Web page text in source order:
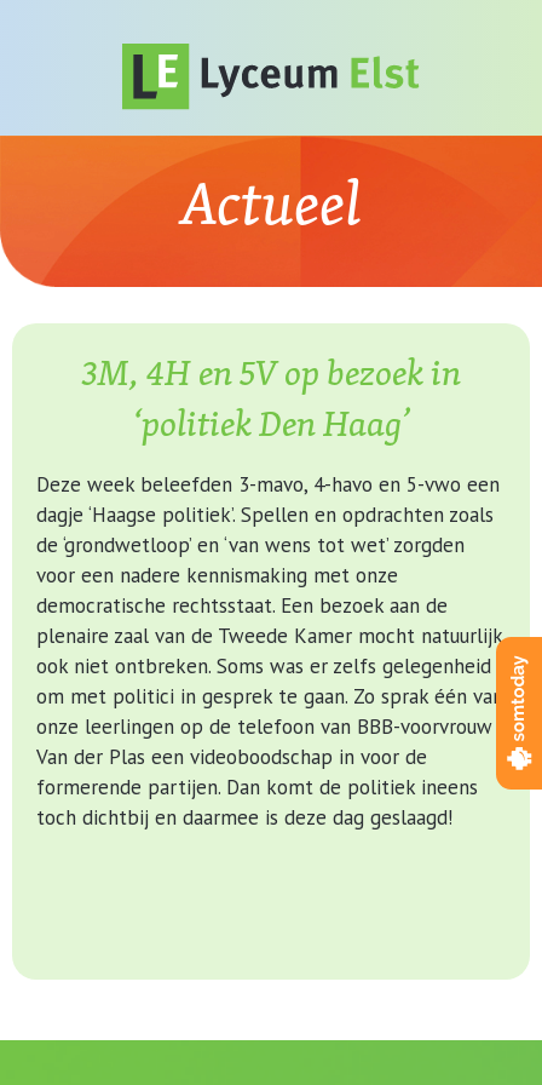
Actueel
3M, 4H en 5V op bezoek in
‘politiek Den Haag’
Deze week beleefden 3-mavo, 4-havo en 5-vwo een
dagje ‘Haagse politiek’. Spellen en opdrachten zoals
de ‘grondwetloop’ en ‘van wens tot wet’ zorgden
voor een nadere kennismaking met onze
democratische rechtsstaat. Een bezoek aan de
plenaire zaal van de Tweede Kamer mocht natuurlijk
ook niet ontbreken. Soms was er zelfs gelegenheid
om met politici in gesprek te gaan. Zo sprak één van
onze leerlingen op de telefoon van BBB-voorvrouw
Van der Plas een videoboodschap in voor de
formerende partijen. Dan komt de politiek ineens
toch dichtbij en daarmee is deze dag geslaagd!